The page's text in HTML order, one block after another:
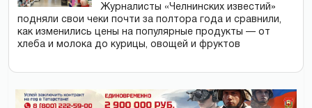
Журналисты «Челнинских известий»
подняли свои чеки почти за полтора года и сравнили,
как изменились цены на популярные продукты — от
хлеба и молока до курицы, овощей и фруктов